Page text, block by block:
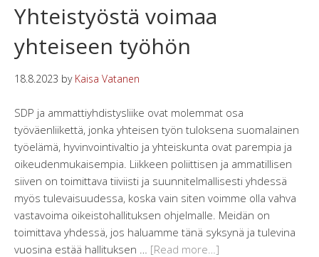
Yhteistyöstä voimaa
yhteiseen työhön
18.8.2023 by Kaisa Vatanen
SDP ja ammattiyhdistysliike ovat molemmat osa
työväenliikettä, jonka yhteisen työn tuloksena suomalainen
työelämä, hyvinvointivaltio ja yhteiskunta ovat parempia ja
oikeudenmukaisempia. Liikkeen poliittisen ja ammatillisen
siiven on toimittava tiiviisti ja suunnitelmallisesti yhdessä
myös tulevaisuudessa, koska vain siten voimme olla vahva
vastavoima oikeistohallituksen ohjelmalle. Meidän on
toimittava yhdessä, jos haluamme tänä syksynä ja tulevina
vuosina estää hallituksen … [Read more…]